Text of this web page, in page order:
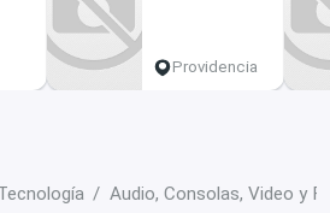
Providencia
Audio, Consolas, Video y